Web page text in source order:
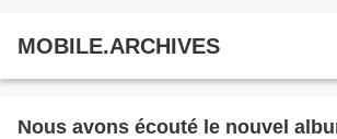
MOBILE.ARCHIVES
Nous avons écouté le nouvel